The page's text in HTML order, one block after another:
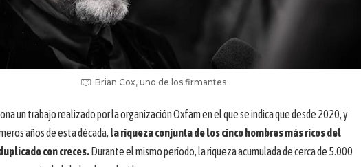
Brian Cox, uno de los firmantes
un trabajo realizado por la organización Oxfam en el que se indica que desde 2020, y
años de esta década, la riqueza conjunta de los cinco hombres más ricos del
con creces.Durante el mismo período, la riqueza acumulada de cerca de 5.000